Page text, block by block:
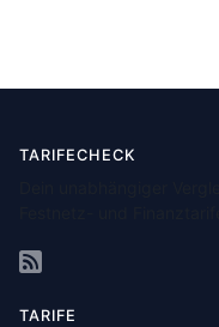
TARIFECHECK
TARIFE